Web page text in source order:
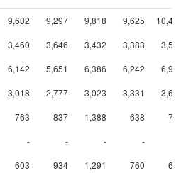
9,602 9,297 9,818 9,625 10,449
3,460 3,646 3,432 3,383 3,534
6,142 5,651 6,386 6,242 6,915
3,018 2,777 3,023 3,331 3,625
763 837 1,388 638 730
- - - -
603 934 1,291 760 670